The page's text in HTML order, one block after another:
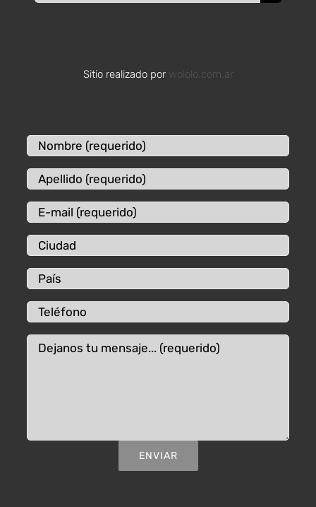
Sitio realizado por wololo.com.ar